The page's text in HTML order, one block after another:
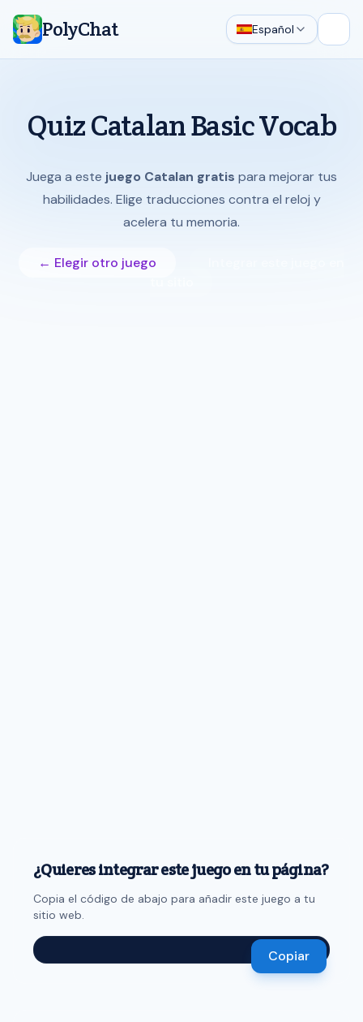
PolyChat Español
Quiz Catalan Basic Vocab
Juega a este juego Catalan gratis para mejorar tus
habilidades. Elige traducciones contra el reloj y
acelera tu memoria.
← Elegir otro juego
¿Quieres integrar este juego en tu página?
Copia el código de abajo para añadir este juego a tu
sitio web.
Copiar